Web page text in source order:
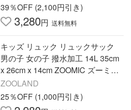
39％OFF (2,100円引き)
3,280円 送料無料
キッズ リュック リュックサック
男の子 女の子 撥水加工 14L 35cm
x 26cm x 14cm ZOOMIC ズーミッ
ク 動物 アニマル くま パンダ 恐竜
ダイナソー 鞄 バッグ
ZOOLAND
25％OFF (1,000円引き)